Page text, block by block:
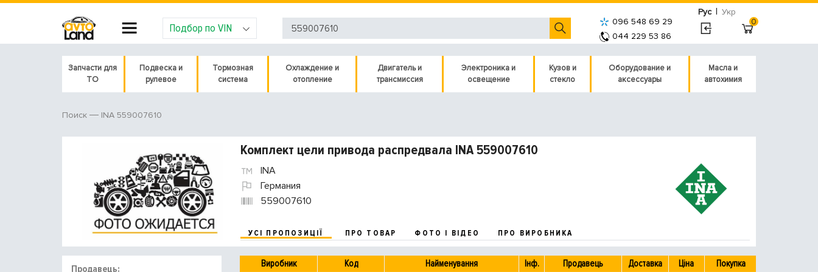
Рус | Укр
Подбор по VIN
096 548 69 29
044 229 53 86
0
Запчасти для
ТО
Подвеска и
рулевое
Тормозная
система
Охлаждение и
отопление
Двигатель и
трансмиссия
Электроника и
освещение
Кузов и
стекло
Оборудование и
аксессуары
Масла и
автохимия
Поиск INA 559007610
Комплект цели привода распредвала INA 559007610
INA
Германия
559007610
УСІ ПРОПОЗИЦІЇ ПРО ТОВАР ФОТО І ВІДЕО ПРО ВИРОБНИКА
Продавець: Виробник Код Найменування Інф. Продавець Доставка Ціна Покупка